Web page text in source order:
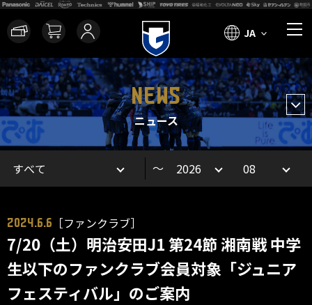
JA
NEWS
ニュース
～
2024.6.6 ［ファンクラブ］
7/20（土）明治安田J1 第24節 湘南戦 中学
生以下のファンクラブ会員対象「ジュニア
フェスティバル」のご案内